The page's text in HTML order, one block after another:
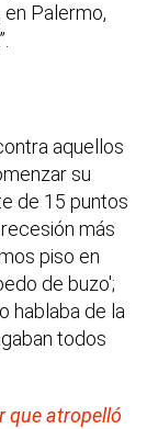
en Palermo,
aquellos
su
de 15 puntos
más
piso en
de buzo';
hablaba de la
todos
que atropelló